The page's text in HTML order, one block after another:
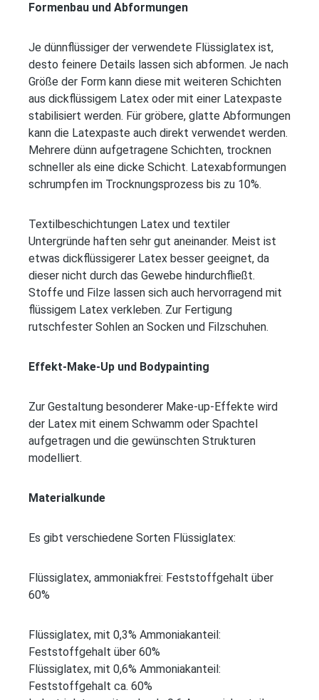
Formenbau und Abformungen
Je dünnflüssiger der verwendete Flüssiglatex ist,
desto feinere Details lassen sich abformen. Je nach
Größe der Form kann diese mit weiteren Schichten
aus dickflüssigem Latex oder mit einer Latexpaste
stabilisiert werden. Für gröbere, glatte Abformungen
kann die Latexpaste auch direkt verwendet werden.
Mehrere dünn aufgetragene Schichten, trocknen
schneller als eine dicke Schicht. Latexabformungen
schrumpfen im Trocknungsprozess bis zu 10%.
Textilbeschichtungen Latex und textiler
Untergründe haften sehr gut aneinander. Meist ist
etwas dickflüssigerer Latex besser geeignet, da
dieser nicht durch das Gewebe hindurchfließt.
Stoffe und Filze lassen sich auch hervorragend mit
flüssigem Latex verkleben. Zur Fertigung
rutschfester Sohlen an Socken und Filzschuhen.
Effekt-Make-Up und Bodypainting
Zur Gestaltung besonderer Make-up-Effekte wird
der Latex mit einem Schwamm oder Spachtel
aufgetragen und die gewünschten Strukturen
modelliert.
Materialkunde
Es gibt verschiedene Sorten Flüssiglatex:
Flüssiglatex, ammoniakfrei: Feststoffgehalt über
60%
Flüssiglatex, mit 0,3% Ammoniakanteil:
Feststoffgehalt über 60%
Flüssiglatex, mit 0,6% Ammoniakanteil:
Feststoffgehalt ca. 60%